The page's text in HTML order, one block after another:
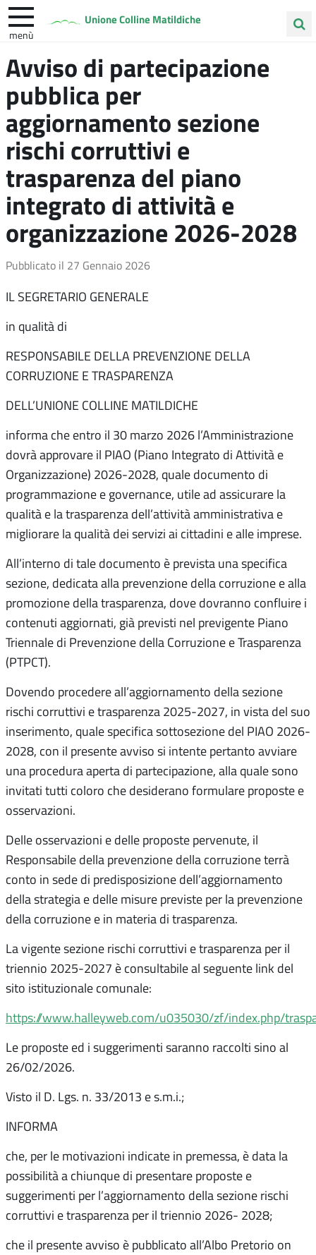
Unione Colline Matildiche
menù
nel
sito
Albinea Quattro Castella Vezzano sul Crostolo
Avviso di partecipazione
pubblica per
aggiornamento sezione
rischi corruttivi e
trasparenza del piano
integrato di attività e
organizzazione 2026-2028
Pubblicato il 27 Gennaio 2026
IL SEGRETARIO GENERALE
in qualità di
RESPONSABILE DELLA PREVENZIONE DELLA
CORRUZIONE E TRASPARENZA
DELL’UNIONE COLLINE MATILDICHE
informa che entro il 30 marzo 2026 l’Amministrazione
dovrà approvare il PIAO (Piano Integrato di Attività e
Organizzazione) 2026-2028, quale documento di
programmazione e governance, utile ad assicurare la
qualità e la trasparenza dell’attività amministrativa e
migliorare la qualità dei servizi ai cittadini e alle imprese.
All’interno di tale documento è prevista una specifica
sezione, dedicata alla prevenzione della corruzione e alla
promozione della trasparenza, dove dovranno confluire i
contenuti aggiornati, già previsti nel previgente Piano
Triennale di Prevenzione della Corruzione e Trasparenza
(PTPCT).
Dovendo procedere all’aggiornamento della sezione
rischi corruttivi e trasparenza 2025-2027, in vista del suo
inserimento, quale specifica sottosezione del PIAO 2026-
2028, con il presente avviso si intente pertanto avviare
una procedura aperta di partecipazione, alla quale sono
invitati tutti coloro che desiderano formulare proposte e
osservazioni.
Delle osservazioni e delle proposte pervenute, il
Responsabile della prevenzione della corruzione terrà
conto in sede di predisposizione dell’aggiornamento
della strategia e delle misure previste per la prevenzione
della corruzione e in materia di trasparenza.
La vigente sezione rischi corruttivi e trasparenza per il
triennio 2025-2027 è consultabile al seguente link del
sito istituzionale comunale:
https://www.halleyweb.com/u035030/zf/index.php/
Le proposte ed i suggerimenti saranno raccolti sino al
26/02/2026.
Visto il D. Lgs. n. 33/2013 e s.m.i.;
INFORMA
che, per le motivazioni indicate in premessa, è data la
possibilità a chiunque di presentare proposte e
suggerimenti per l’aggiornamento della sezione rischi
corruttivi e trasparenza per il triennio 2026- 2028;
che il presente avviso è pubblicato all’Albo Pretorio on